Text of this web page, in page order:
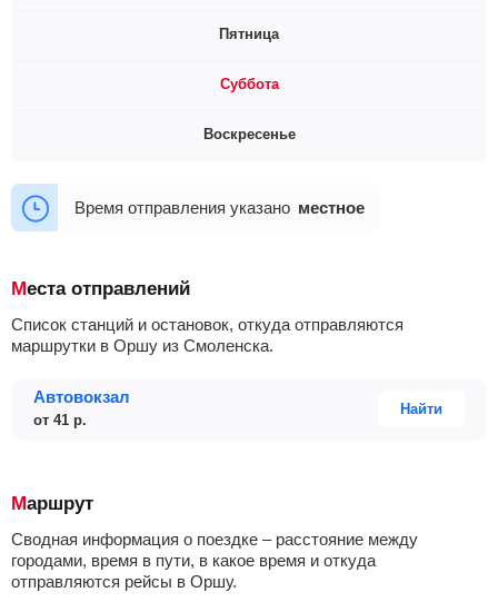
Пятница
Суббота
Воскресенье
Время отправления указано местное
Места отправлений
Список станций и остановок, откуда отправляются
маршрутки в Оршу из Смоленска.
Автовокзал
от 41 р.
Найти
Маршрут
Сводная информация о поездке – расстояние между
городами, время в пути, в какое время и откуда
отправляются рейсы в Оршу.